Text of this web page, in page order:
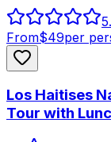
From$49per
Los Haitises
Tour with